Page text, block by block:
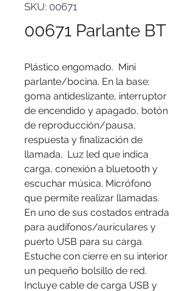
SKU: 00671
00671 Parlante BT
Plástico engomado. Mini
parlante/bocina. En la base:
goma antideslizante, interruptor
de encendido y apagado, botón
de reproducción/pausa,
respuesta y finalización de
llamada. Luz led que indica
carga, conexión a bluetooth y
escuchar música. Micrófono
que permite realizar llamadas.
En uno de sus costados entrada
para audífonos/auriculares y
puerto USB para su carga.
Estuche con cierre en su interior
un pequeño bolsillo de red.
Incluye cable de carga USB y